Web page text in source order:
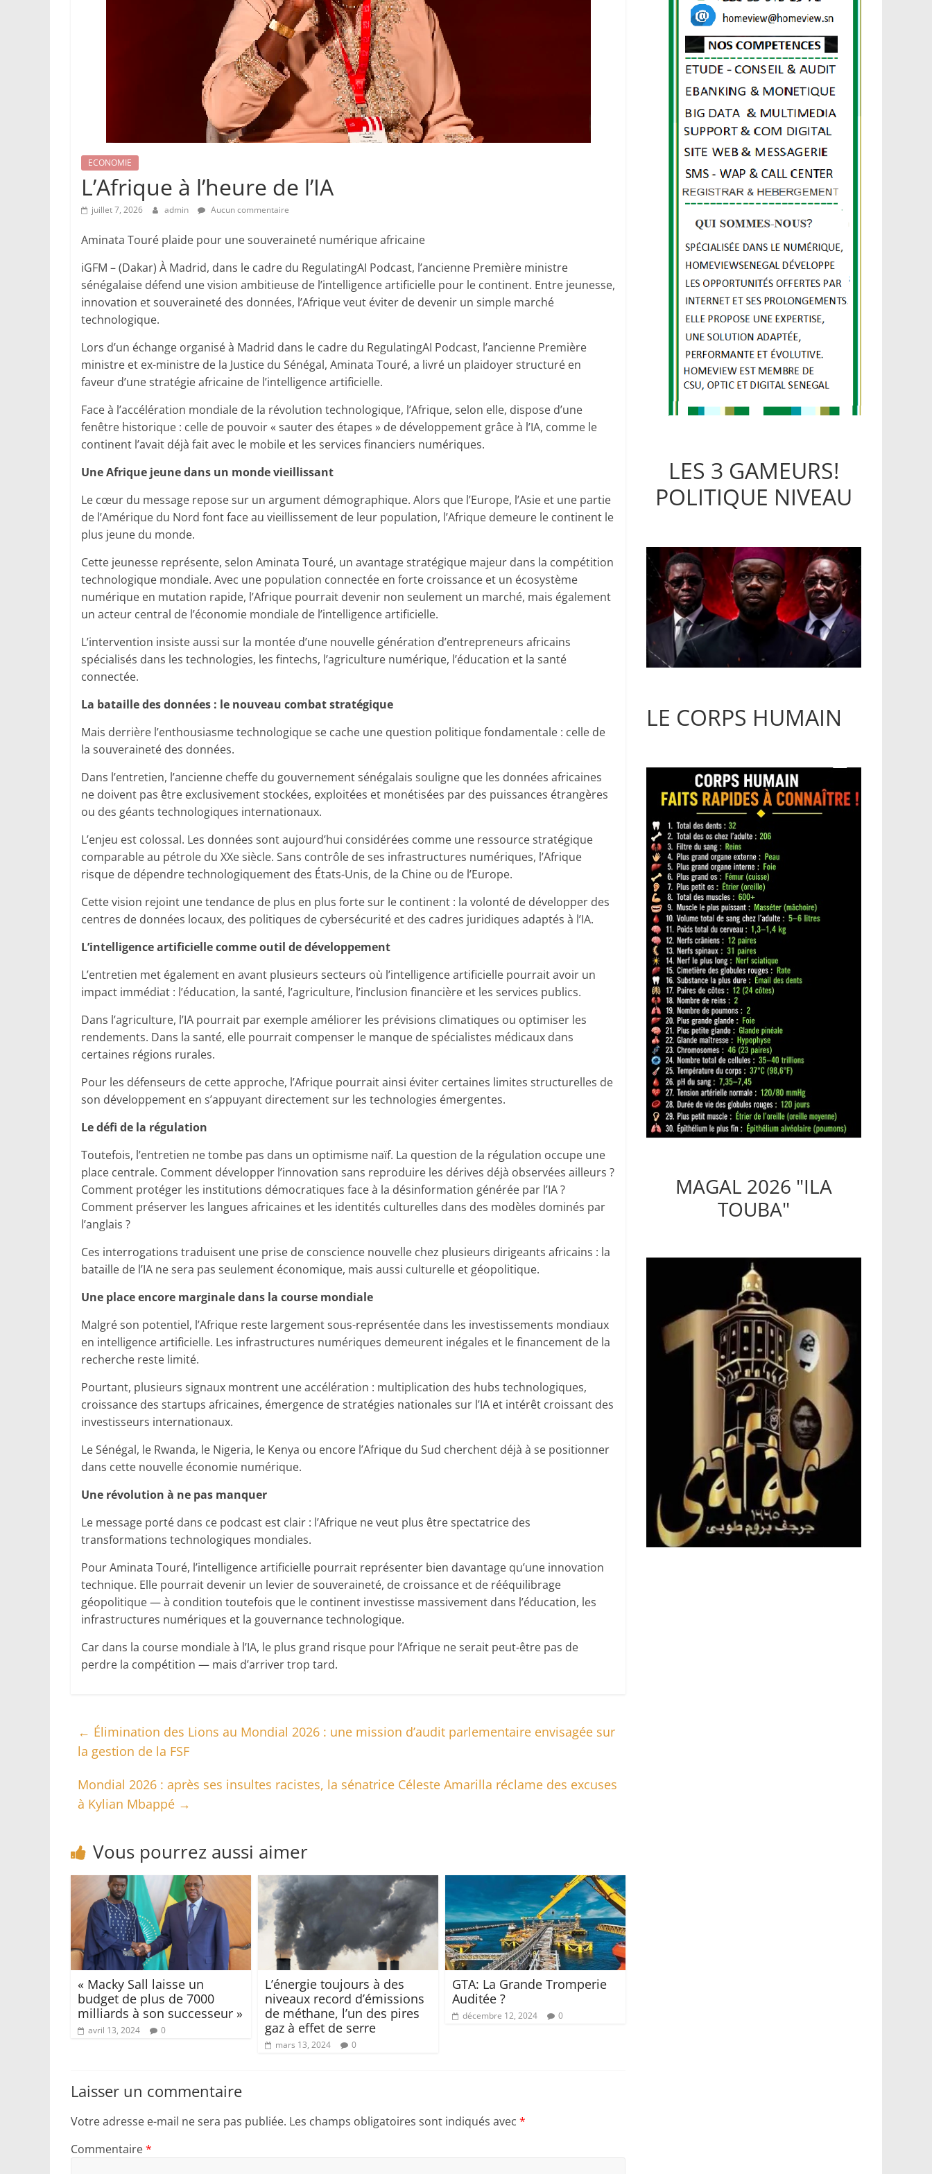
ECONOMIE
L’Afrique à l’heure de l’IA
juillet 7, 2026 admin Aucun commentaire
Aminata Touré plaide pour une souveraineté numérique africaine
iGFM – (Dakar) À Madrid, dans le cadre du RegulatingAI Podcast, l’ancienne Première ministre
sénégalaise défend une vision ambitieuse de l’intelligence artificielle pour le continent. Entre jeunesse,
innovation et souveraineté des données, l’Afrique veut éviter de devenir un simple marché
technologique.
Lors d’un échange organisé à Madrid dans le cadre du RegulatingAI Podcast, l’ancienne Première
ministre et ex-ministre de la Justice du Sénégal, Aminata Touré, a livré un plaidoyer structuré en
faveur d’une stratégie africaine de l’intelligence artificielle.
Face à l’accélération mondiale de la révolution technologique, l’Afrique, selon elle, dispose d’une
fenêtre historique : celle de pouvoir « sauter des étapes » de développement grâce à l’IA, comme le
continent l’avait déjà fait avec le mobile et les services financiers numériques.
Une Afrique jeune dans un monde vieillissant
Le cœur du message repose sur un argument démographique. Alors que l’Europe, l’Asie et une partie
de l’Amérique du Nord font face au vieillissement de leur population, l’Afrique demeure le continent le
plus jeune du monde.
Cette jeunesse représente, selon Aminata Touré, un avantage stratégique majeur dans la compétition
technologique mondiale. Avec une population connectée en forte croissance et un écosystème
numérique en mutation rapide, l’Afrique pourrait devenir non seulement un marché, mais également
un acteur central de l’économie mondiale de l’intelligence artificielle.
L’intervention insiste aussi sur la montée d’une nouvelle génération d’entrepreneurs africains
spécialisés dans les technologies, les fintechs, l’agriculture numérique, l’éducation et la santé
connectée.
La bataille des données : le nouveau combat stratégique
Mais derrière l’enthousiasme technologique se cache une question politique fondamentale : celle de
la souveraineté des données.
Dans l’entretien, l’ancienne cheffe du gouvernement sénégalais souligne que les données africaines
ne doivent pas être exclusivement stockées, exploitées et monétisées par des puissances étrangères
ou des géants technologiques internationaux.
L’enjeu est colossal. Les données sont aujourd’hui considérées comme une ressource stratégique
comparable au pétrole du XXe siècle. Sans contrôle de ses infrastructures numériques, l’Afrique
risque de dépendre technologiquement des États-Unis, de la Chine ou de l’Europe.
Cette vision rejoint une tendance de plus en plus forte sur le continent : la volonté de développer des
centres de données locaux, des politiques de cybersécurité et des cadres juridiques adaptés à l’IA.
L’intelligence artificielle comme outil de développement
L’entretien met également en avant plusieurs secteurs où l’intelligence artificielle pourrait avoir un
impact immédiat : l’éducation, la santé, l’agriculture, l’inclusion financière et les services publics.
Dans l’agriculture, l’IA pourrait par exemple améliorer les prévisions climatiques ou optimiser les
rendements. Dans la santé, elle pourrait compenser le manque de spécialistes médicaux dans
certaines régions rurales.
Pour les défenseurs de cette approche, l’Afrique pourrait ainsi éviter certaines limites structurelles de
son développement en s’appuyant directement sur les technologies émergentes.
Le défi de la régulation
Toutefois, l’entretien ne tombe pas dans un optimisme naïf. La question de la régulation occupe une
place centrale. Comment développer l’innovation sans reproduire les dérives déjà observées ailleurs ?
Comment protéger les institutions démocratiques face à la désinformation générée par l’IA ?
Comment préserver les langues africaines et les identités culturelles dans des modèles dominés par
l’anglais ?
Ces interrogations traduisent une prise de conscience nouvelle chez plusieurs dirigeants africains : la
bataille de l’IA ne sera pas seulement économique, mais aussi culturelle et géopolitique.
Une place encore marginale dans la course mondiale
Malgré son potentiel, l’Afrique reste largement sous-représentée dans les investissements mondiaux
en intelligence artificielle. Les infrastructures numériques demeurent inégales et le financement de la
recherche reste limité.
Pourtant, plusieurs signaux montrent une accélération : multiplication des hubs technologiques,
croissance des startups africaines, émergence de stratégies nationales sur l’IA et intérêt croissant des
investisseurs internationaux.
Le Sénégal, le Rwanda, le Nigeria, le Kenya ou encore l’Afrique du Sud cherchent déjà à se positionner
dans cette nouvelle économie numérique.
Une révolution à ne pas manquer
Le message porté dans ce podcast est clair : l’Afrique ne veut plus être spectatrice des
transformations technologiques mondiales.
Pour Aminata Touré, l’intelligence artificielle pourrait représenter bien davantage qu’une innovation
technique. Elle pourrait devenir un levier de souveraineté, de croissance et de rééquilibrage
géopolitique — à condition toutefois que le continent investisse massivement dans l’éducation, les
infrastructures numériques et la gouvernance technologique.
Car dans la course mondiale à l’IA, le plus grand risque pour l’Afrique ne serait peut-être pas de
perdre la compétition — mais d’arriver trop tard.
← Élimination des Lions au Mondial 2026 : une mission d’audit parlementaire envisagée sur
la gestion de la FSF
Mondial 2026 : après ses insultes racistes, la sénatrice Céleste Amarilla réclame des excuses
à Kylian Mbappé →
Vous pourrez aussi aimer
« Macky Sall laisse un
budget de plus de 7000
milliards à son successeur »
avril 13, 2024 0
L’énergie toujours à des
niveaux record d’émissions
de méthane, l’un des pires
gaz à effet de serre
mars 13, 2024 0
GTA: La Grande Tromperie
Auditée ?
décembre 12, 2024 0
Laisser un commentaire
Votre adresse e-mail ne sera pas publiée. Les champs obligatoires sont indiqués avec *
Commentaire*
LES 3 GAMEURS!
POLITIQUE NIVEAU
LE CORPS HUMAIN
MAGAL 2026 "ILA
TOUBA"